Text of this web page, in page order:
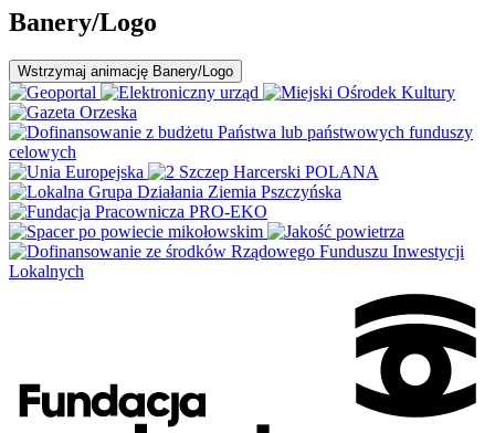
Banery/Logo
Wstrzymaj animację Banery/Logo